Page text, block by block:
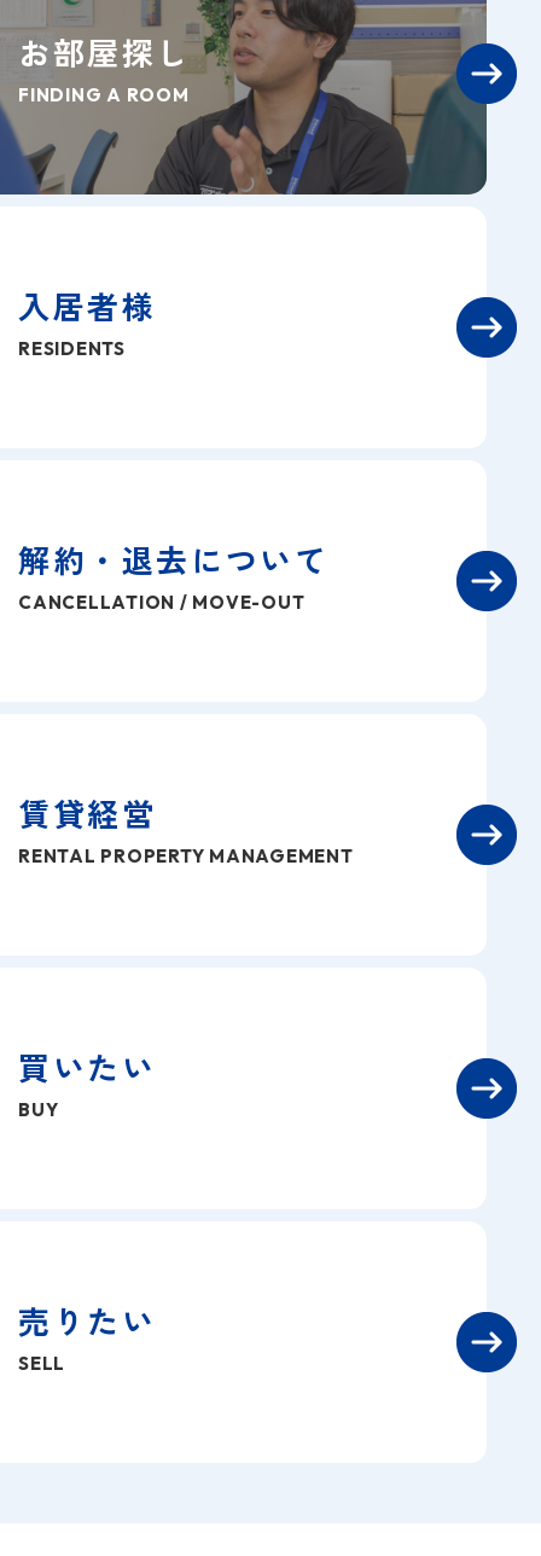
お部屋探し
FINDING A ROOM
入居者様
RESIDENTS
解約・退去について
CANCELLATION / MOVE-OUT
賃貸経営
RENTAL PROPERTY MANAGEMENT
買いたい
BUY
売りたい
SELL